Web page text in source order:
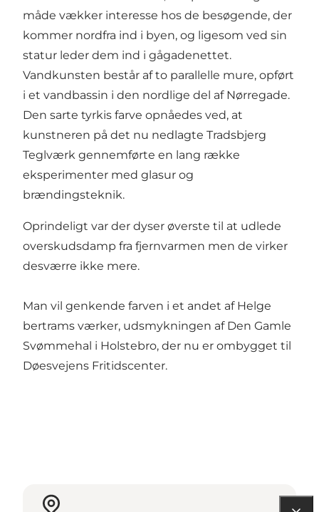
måde vækker interesse hos de besøgende, der
kommer nordfra ind i byen, og ligesom ved sin
statur leder dem ind i gågadenettet.
Vandkunsten består af to parallelle mure, opført
i et vandbassin i den nordlige del af Nørregade.
Den sarte tyrkis farve opnåedes ved, at
kunstneren på det nu nedlagte Tradsbjerg
Teglværk gennemførte en lang række
eksperimenter med glasur og
brændingsteknik.
Oprindeligt var der dyser øverste til at udlede
overskudsdamp fra fjernvarmen men de virker
desværre ikke mere.
Man vil genkende farven i et andet af Helge
bertrams værker, udsmykningen af Den Gamle
Svømmehal i Holstebro, der nu er ombygget til
Døesvejens Fritidscenter.